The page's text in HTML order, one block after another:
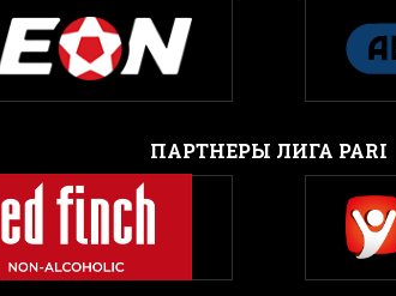
ПАРТНЕРЫ ЛИГА PARI